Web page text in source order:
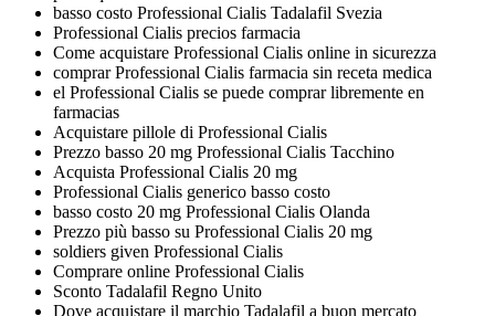
basso costo Professional Cialis Tadalafil Svezia
Professional Cialis precios farmacia
Come acquistare Professional Cialis online in sicurezza
comprar Professional Cialis farmacia sin receta medica
el Professional Cialis se puede comprar libremente en
farmacias
Acquistare pillole di Professional Cialis
Prezzo basso 20 mg Professional Cialis Tacchino
Acquista Professional Cialis 20 mg
Professional Cialis generico basso costo
basso costo 20 mg Professional Cialis Olanda
Prezzo più basso su Professional Cialis 20 mg
soldiers given Professional Cialis
Comprare online Professional Cialis
Sconto Tadalafil Regno Unito
Dove acquistare il marchio Tadalafil a buon mercato